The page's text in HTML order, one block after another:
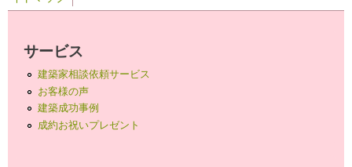
サービス
建築家相談依頼サービス
お客様の声
建築成功事例
成約お祝いプレゼント